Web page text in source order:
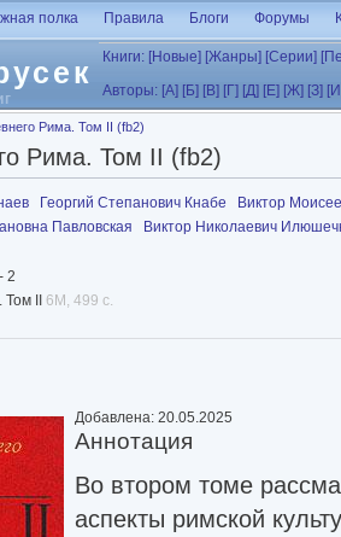
полка Правила Блоги Форумы
Книги: [Новые] [Жанры] [Серии]
Авторы: [А] [Б] [В] [Г] [Д] [Е] [Ж] [З]
Рима. Том II (fb2)
Рима. Том II (fb2)
Георгий Степанович Кнабе
Виктор
Павловская Виктор Николаевич
2
Том II 6M, 499 с.
Добавлена: 20.05.2025
Аннотация
Во втором томе
аспекты римской